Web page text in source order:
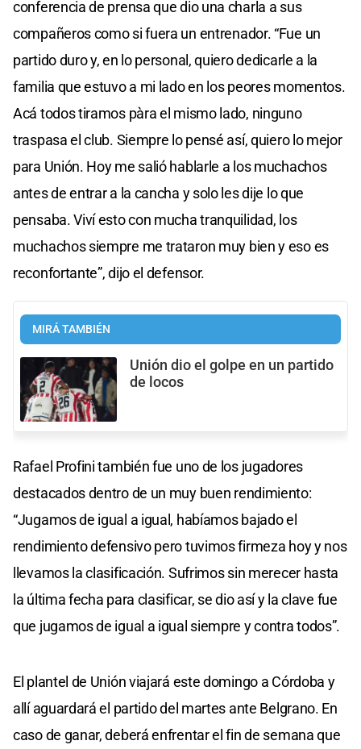
conferencia de prensa que dio una charla a sus
compañeros como si fuera un entrenador. “Fue un
partido duro y, en lo personal, quiero dedicarle a la
familia que estuvo a mi lado en los peores momentos.
Acá todos tiramos pàra el mismo lado, ninguno
traspasa el club. Siempre lo pensé así, quiero lo mejor
para Unión. Hoy me salió hablarle a los muchachos
antes de entrar a la cancha y solo les dije lo que
pensaba. Viví esto con mucha tranquilidad, los
muchachos siempre me trataron muy bien y eso es
reconfortante”, dijo el defensor.
MIRÁ TAMBIÉN
Unión dio el golpe en un partido
de locos
Rafael Profini también fue uno de los jugadores
destacados dentro de un muy buen rendimiento:
“Jugamos de igual a igual, habíamos bajado el
rendimiento defensivo pero tuvimos firmeza hoy y nos
llevamos la clasificación. Sufrimos sin merecer hasta
la última fecha para clasificar, se dio así y la clave fue
que jugamos de igual a igual siempre y contra todos”.
El plantel de Unión viajará este domingo a Córdoba y
allí aguardará el partido del martes ante Belgrano. En
caso de ganar, deberá enfrentar el fin de semana que